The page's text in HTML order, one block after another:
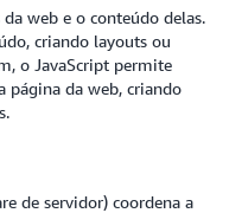
web e o conteúdo delas.
criando layouts ou
o JavaScript permite
página da web, criando
de servidor) coordena a